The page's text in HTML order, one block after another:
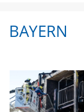
BAYERN